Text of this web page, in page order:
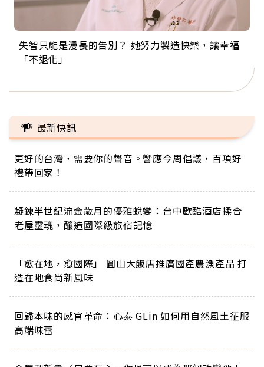
失智只能是漫長的告別？ 她努力製造快樂，讓幸福
「不退化」
來自剛果的巧克力神父 為台灣奉獻36年 「台灣是我
的家，我連作夢都講台語！」
63歲卸矽谷副總、搬回台灣找快樂！「蛋黃哥小
丑」走進安養院，逗樂上萬爺奶：退休後才開始真
104歲打破金氏世界紀錄 成為全球最年長羽球選
手，分享長壽的秘密原來是「這個」
事業巔峰他選擇追夢…黑手阿伯拉小提琴還登上小
巨蛋！連CNN都大讚！
最新快訊
更好的台灣，需要你的聲音。響應今周倡議，百項好
禮帶回家！
凝鍊半世紀流金歲月的優雅蛻變：台中歐酷酒店揉合
老屋靈魂，釀造國際級旅宿記憶
「愈在地，愈國際」 圓山大飯店推廣國產農漁產品 打
造在地食尚新風味
回歸本味的感官革命：心泰 GLin 如何用自然風土征服
高端味蕾